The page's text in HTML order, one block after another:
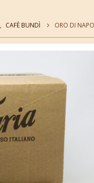
, CAFÈ BUNDÌ ORO DI